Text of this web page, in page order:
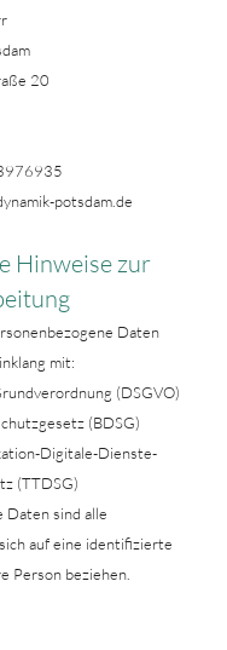
20
potsdam.de
Hinweise zur
Daten
mit:
(DSGVO)
(BDSG)
Digitale-Dienste-
(TTDSG)
Daten sind alle
auf eine identifizierte
Person beziehen.